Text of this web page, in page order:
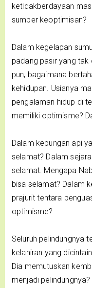
ketidakberdayaan
sumber keoptimisan?
Dalam kegelapan
padang pasir yang tak
pun, bagaimana
kehidupan. Usianya
pengalaman hidup di
memiliki optimisme?
Dalam kepungan api
selamat? Dalam
selamat. Mengapa
bisa selamat? Dalam
prajurit tentara
optimisme?
Seluruh pelindungnya
kelahiran yang
Dia memutuskan
menjadi